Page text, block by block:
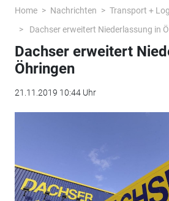
Home Nachrichten
Transport +
Dachser erweitert Niederlassung in
Dachser erweitert
Öhringen
21.11.2019 10:44 Uhr